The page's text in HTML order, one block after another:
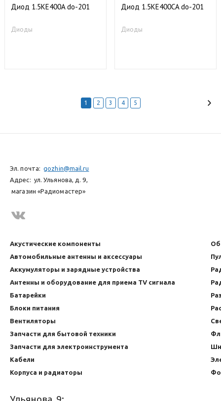
Диод 1.5KE400A do-201
Диоды
Диод 1.5KE400СA do-201
Диоды
1 2 3 4 5
Эл. почта: gozhin@mail.ru
Адрес: ул. Ульянова, д. 9,
магазин «Радиомастер»
Акустические компоненты
Автомобильные антенны и аксессуары
Аккумуляторы и зарядные устройства
Антенны и оборудование для приема TV сигнала
Батарейки
Блоки питания
Вентиляторы
Запчасти для бытовой техники
Запчасти для электроинструмента
Кабели
Корпуса и радиаторы